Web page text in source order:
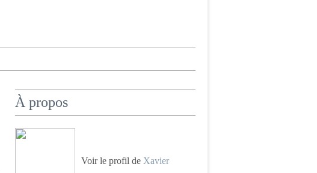
À propos
Voir le profil de Xavier